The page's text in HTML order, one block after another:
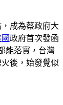
成為蔡政府大
政府首次發函
能落實，台灣
後，始發覺似